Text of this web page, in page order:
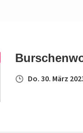
Do. 30. März